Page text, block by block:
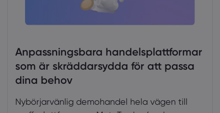
Anpassningsbara handelsplattformar
som är skräddarsydda för att passa
dina behov
Nybörjarvänlig demohandel hela vägen till